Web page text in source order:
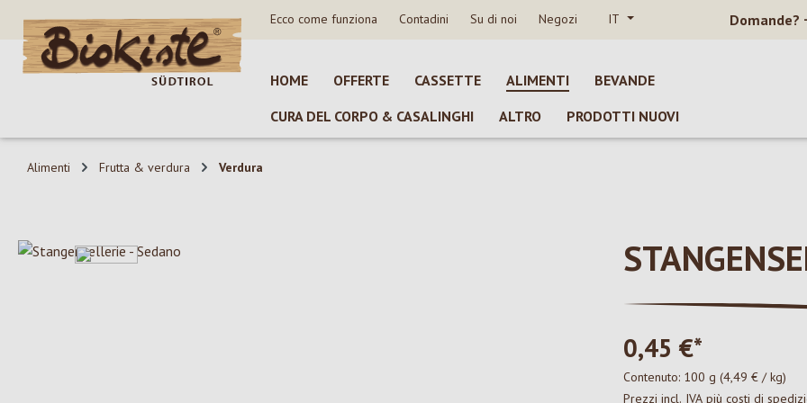
al contenuto principale
Salta alla ricerca
Passa alla navigazione principale Ecco come funziona Contadini Su di noi Negozi IT Domande?
HOME OFFERTE CASSETTE ALIMENTI
BEVANDE
CURA DEL CORPO & CASALINGHI
ALTRO PRODOTTI NUOVI
Alimenti Frutta & verdura Verdura
Salta la galleria di immagini
0,45 €*
Contenuto: 100 g (4,49 € / kg)
Prezzi incl. IVA più costi di